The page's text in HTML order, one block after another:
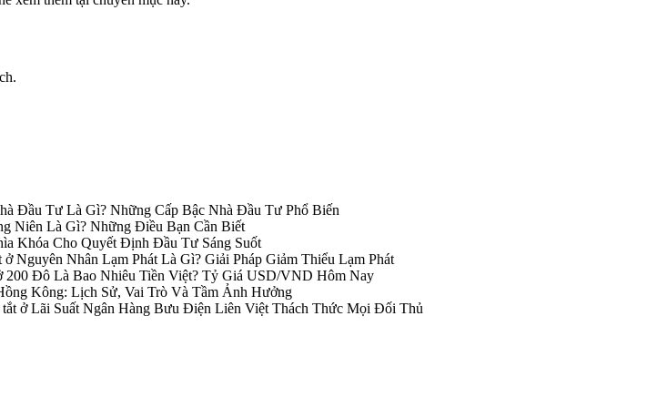
Đầu Tư Là Gì? Những Cấp Bậc Nhà Đầu Tư Phổ Biến
Niên Là Gì? Những Điều Bạn Cần Biết
Khóa Cho Quyết Định Đầu Tư Sáng Suốt
ở Nguyên Nhân Lạm Phát Là Gì? Giải Pháp Giảm Thiểu Lạm Phát
200 Đô Là Bao Nhiêu Tiền Việt? Tỷ Giá USD/VND Hôm Nay
Kông: Lịch Sử, Vai Trò Và Tầm Ảnh Hưởng
ở Lãi Suất Ngân Hàng Bưu Điện Liên Việt Thách Thức Mọi Đối Thủ